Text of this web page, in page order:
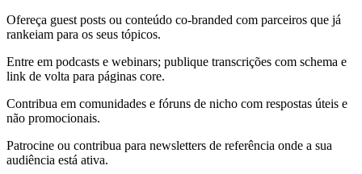
Ofereça guest posts ou conteúdo co-branded com parceiros que já
rankeiam para os seus tópicos.
Entre em podcasts e webinars; publique transcrições com schema e
link de volta para páginas core.
Contribua em comunidades e fóruns de nicho com respostas úteis e
não promocionais.
Patrocine ou contribua para newsletters de referência onde a sua
audiência está ativa.